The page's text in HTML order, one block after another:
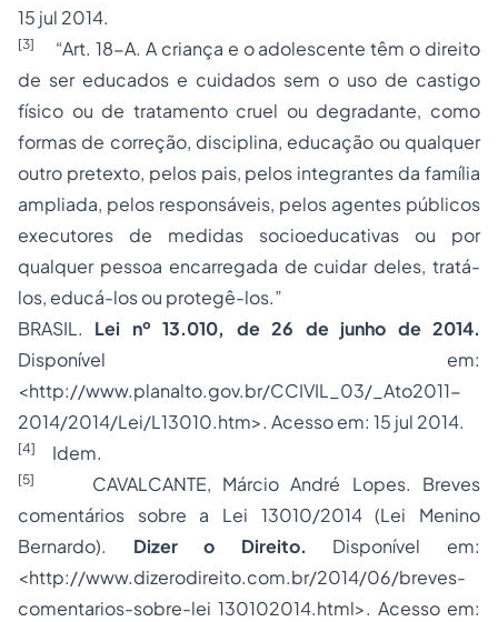
15 jul 2014.
[3]
“Art. 18-A. A criança e o adolescente têm o direito
de ser educados e cuidados sem o uso de castigo
físico ou de tratamento cruel ou degradante, como
formas de correção, disciplina, educação ou qualquer
outro pretexto, pelos pais, pelos integrantes da família
ampliada, pelos responsáveis, pelos agentes públicos
executores de medidas socioeducativas ou por
qualquer pessoa encarregada de cuidar deles, tratá-
los, educá-los ou protegê-los.”
BRASIL. Lei nº 13.010, de 26 de junho de 2014.
Disponível em:
<http://www.planalto.gov.br/CCIVIL_03/_Ato2011-
2014/2014/Lei/L13010.htm>. Acesso em: 15 jul 2014.
[4] Idem.
[5]
CAVALCANTE, Márcio André Lopes. Breves
comentários sobre a Lei 13010/2014 (Lei Menino
Bernardo). Dizer o Direito. Disponível em:
<http://www.dizerodireito.com.br/2014/06/breves-
comentarios-sobre-lei 130102014.html>. Acesso em: